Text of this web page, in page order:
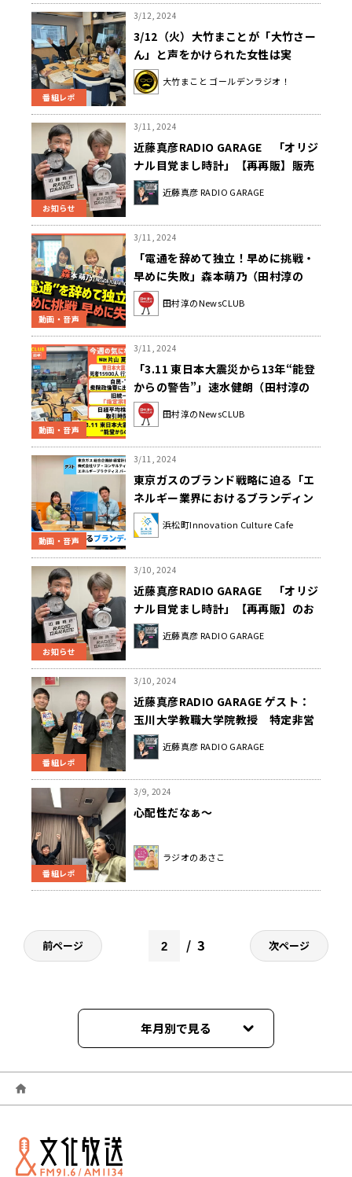
番組レポ
3/12, 2024
3/12（火）大竹まことが「大竹さー
ん」と声をかけられた女性は実
は・・・？
大竹まこと ゴールデンラジオ！
お知らせ
3/11, 2024
近藤真彦RADIO GARAGE 「オリジ
ナル目覚まし時計」【再再販】販売
日程のお知らせ
近藤真彦 RADIO GARAGE
動画・音声
3/11, 2024
「電通を辞めて独立！早めに挑戦・
早めに失敗」森本萌乃（田村淳の
NewsCLUB 2024年3月9日後半）
田村淳のNewsCLUB
動画・音声
3/11, 2024
「3.11 東日本大震災から13年“能登
からの警告”」速水健朗（田村淳の
NewsCLUB 2024年3月9日前半）
田村淳のNewsCLUB
動画・音声
3/11, 2024
東京ガスのブランド戦略に迫る「エ
ネルギー業界におけるブランディン
グ」（3月4日「浜カフェ」）森井祐
希 西口恒一郎
浜松町Innovation Culture Cafe
お知らせ
3/10, 2024
近藤真彦RADIO GARAGE 「オリジ
ナル目覚まし時計」【再再販】のお
知らせ
近藤真彦 RADIO GARAGE
番組レポ
3/10, 2024
近藤真彦RADIO GARAGE ゲスト：
玉川大学教職大学院教授 特定非営
利活動法人TOSS代表の谷和樹さん
②
近藤真彦 RADIO GARAGE
番組レポ
3/9, 2024
心配性だなぁ～
ラジオのあさこ
前ページ 3 次ページ
年月別で見る
2026年06月
2026年05月
2026年04月